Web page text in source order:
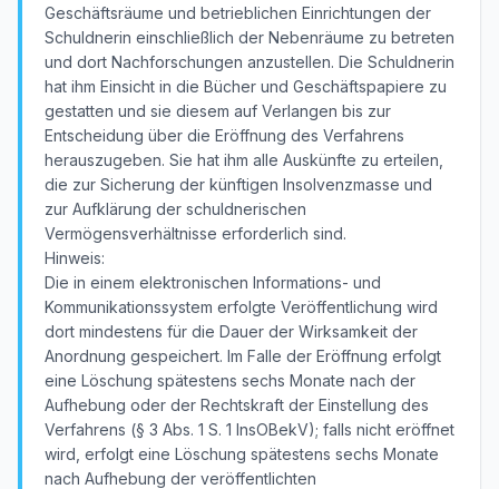
Geschäftsräume und betrieblichen Einrichtungen der
Schuldnerin einschließlich der Nebenräume zu betreten
und dort Nachforschungen anzustellen. Die Schuldnerin
hat ihm Einsicht in die Bücher und Geschäftspapiere zu
gestatten und sie diesem auf Verlangen bis zur
Entscheidung über die Eröffnung des Verfahrens
herauszugeben. Sie hat ihm alle Auskünfte zu erteilen,
die zur Sicherung der künftigen Insolvenzmasse und
zur Aufklärung der schuldnerischen
Vermögensverhältnisse erforderlich sind.
Hinweis:
Die in einem elektronischen Informations- und
Kommunikationssystem erfolgte Veröffentlichung wird
dort mindestens für die Dauer der Wirksamkeit der
Anordnung gespeichert. Im Falle der Eröffnung erfolgt
eine Löschung spätestens sechs Monate nach der
Aufhebung oder der Rechtskraft der Einstellung des
Verfahrens (§ 3 Abs. 1 S. 1 InsOBekV); falls nicht eröffnet
wird, erfolgt eine Löschung spätestens sechs Monate
nach Aufhebung der veröffentlichten